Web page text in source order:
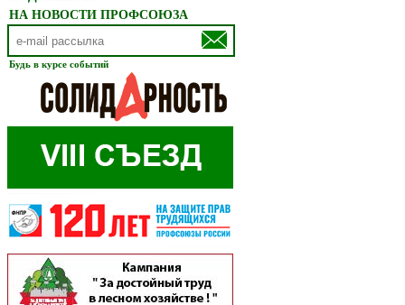
НА НОВОСТИ ПРОФСОЮЗА
Будь в курсе событий